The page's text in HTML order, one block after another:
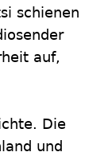
schienen
auf,
Die
und